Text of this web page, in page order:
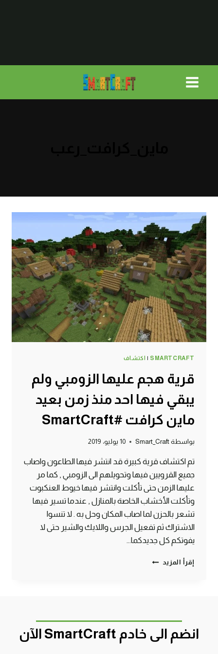
SMARTCRAFT
| اكتشاف
قرية هجم عليها الزومبي ولم
يبقي فيها احد منذ زمن بعيد
ماين كرافت #SmartCraft
بواسطة Smart_Craft 10 يوليو، 2019
تم اكتشاف قرية كبيرة قد انتشر فيها الطاعون واصاب
جميع القرويين فيها وتحويلهم الى الزومبي , كما مر
عليها الزمن حتى تأكلت وانتشر فيها خيوط العنكبوت
وتأكلت الأخشاب الخاصة بالمنازل , عندما تسير فيها
تشعر بالحزن لما اصاب المكان وحل به . لا تنسوا
الاشتراك ثم تفعيل الجرس واللايك والشير حتى لا
يفوتكم كل جديدكما…
إقرأ المزيد قرية
فيها
منذ
انضم الى خادم SmartCraft الآن